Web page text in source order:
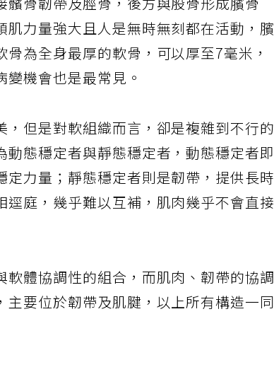
骨韌帶及脛骨，後方與股骨形成臏骨
力量強大且人是無時無刻都在活動，臏
為全身最厚的軟骨，可以厚至7毫米，
機會也是最常見。
但是對軟組織而言，卻是複雜到不行的
動態穩定者與靜態穩定者，動態穩定者即
力量；靜態穩定者則是韌帶，提供長時
庭，幾乎難以互補，肌肉幾乎不會直接
體協調性的組合，而肌肉、韌帶的協調
要位於韌帶及肌腱，以上所有構造一同